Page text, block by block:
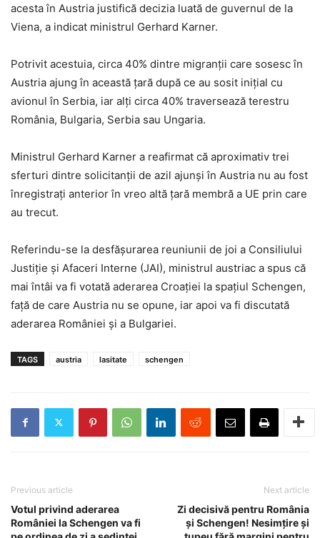
acesta în Austria justifică decizia luată de guvernul de la
Viena, a indicat ministrul Gerhard Karner.
Potrivit acestuia, circa 40% dintre migranţii care sosesc în
Austria ajung în această ţară după ce au sosit iniţial cu
avionul în Serbia, iar alţi circa 40% traversează terestru
România, Bulgaria, Serbia sau Ungaria.
Ministrul Gerhard Karner a reafirmat că aproximativ trei
sferturi dintre solicitanţii de azil ajunşi în Austria nu au fost
înregistraţi anterior în vreo altă ţară membră a UE prin care
au trecut.
Referindu-se la desfăşurarea reuniunii de joi a Consiliului
Justiţie şi Afaceri Interne (JAI), ministrul austriac a spus că
mai întâi va fi votată aderarea Croaţiei la spaţiul Schengen,
faţă de care Austria nu se opune, iar apoi va fi discutată
aderarea României şi a Bulgariei.
TAGS austria lasitate schengen
Previous article
Votul privind aderarea
României la Schengen va fi
Next article
Zi decisivă pentru România
și Schengen! Nesimțire și